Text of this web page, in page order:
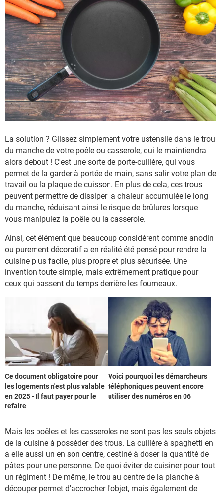
La solution ? Glissez simplement votre ustensile dans le trou
du manche de votre poêle ou casserole, qui le maintiendra
alors debout ! C'est une sorte de porte-cuillère, qui vous
permet de la garder à portée de main, sans salir votre plan de
travail ou la plaque de cuisson​. En plus de cela, ces trous
peuvent permettre de dissiper la chaleur accumulée le long
du manche, réduisant ainsi le risque de brûlures lorsque
vous manipulez la poêle ou la casserole​.
Ainsi, cet élément que beaucoup considèrent comme anodin
ou purement décoratif a en réalité été pensé pour rendre la
cuisine plus facile, plus propre et plus sécurisée. Une
invention toute simple, mais extrêmement pratique pour
ceux qui passent du temps derrière les fourneaux.
Ce document obligatoire pour
les logements n'est plus valable
en 2025 - Il faut payer pour le
refaire
Voici pourquoi les démarcheurs
téléphoniques peuvent encore
utiliser des numéros en 06
Mais les poêles et les casseroles ne sont pas les seuls objets
de la cuisine à posséder des trous. La cuillère à spaghetti en
a elle aussi un en son centre, destiné à doser la quantité de
pâtes pour une personne. De quoi éviter de cuisiner pour tout
un régiment ! De même, le trou au centre de la planche à
découper permet d'accrocher l'objet, mais également de